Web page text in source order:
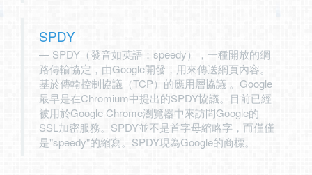
SPDY
SPDY（發音如英語：speedy），一種開放的網
路傳輸協定，由Google開發，用來傳送網頁內容。
基於傳輸控制協議（TCP）的應用層協議 。Google
最早是在Chromium中提出的SPDY協議。目前已經
被用於Google Chrome瀏覽器中來訪問Google的
SSL加密服務。SPDY並不是首字母縮略字，而僅僅
是"speedy"的縮寫。SPDY現為Google的商標。